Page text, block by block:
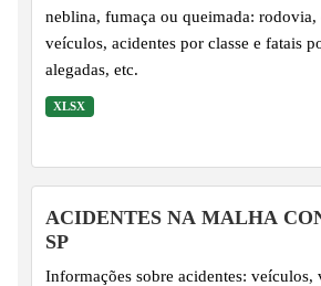
neblina, fumaça ou queimada: rodovia,
veículos, acidentes por classe e fatais
alegadas, etc.
XLSX
ACIDENTES NA MALHA
SP
Informações sobre acidentes: veículos,